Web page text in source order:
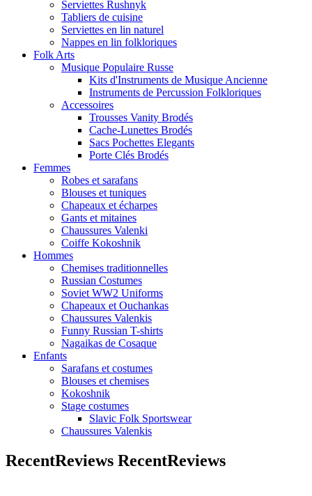
Serviettes Rushnyk
Tabliers de cuisine
Serviettes en lin naturel
Nappes en lin folkloriques
Folk Arts
Musique Populaire Russe
Kits d'Instruments de Musique Ancienne
Instruments de Percussion Folkloriques
Accessoires
Trousses Vanity Brodés
Cache-Lunettes Brodés
Sacs Pochettes Elegants
Porte Clés Brodés
Femmes
Robes et sarafans
Blouses et tuniques
Chapeaux et écharpes
Gants et mitaines
Chaussures Valenki
Coiffe Kokoshnik
Hommes
Chemises traditionnelles
Russian Costumes
Soviet WW2 Uniforms
Chapeaux et Ouchankas
Chaussures Valenkis
Funny Russian T-shirts
Nagaikas de Cosaque
Enfants
Sarafans et costumes
Blouses et chemises
Kokoshnik
Stage costumes
Slavic Folk Sportswear
Chaussures Valenkis
RecentReviews RecentReviews